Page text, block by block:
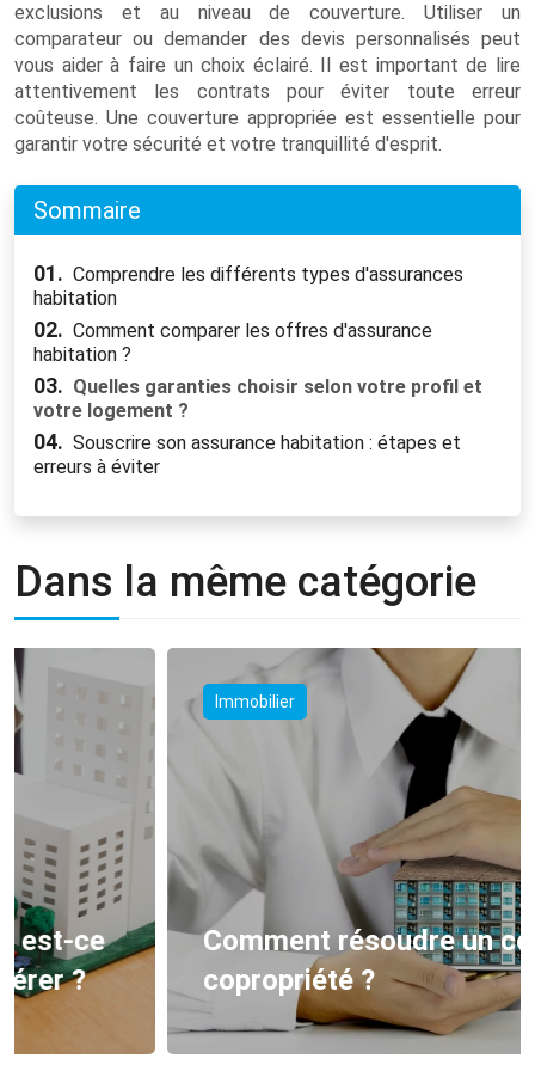
exclusions et au niveau de couverture. Utiliser un
comparateur ou demander des devis personnalisés peut
vous aider à faire un choix éclairé. Il est important de lire
attentivement les contrats pour éviter toute erreur
coûteuse. Une couverture appropriée est essentielle pour
garantir votre sécurité et votre tranquillité d'esprit.
Sommaire
01. Comprendre les différents types d'assurances
habitation
02. Comment comparer les offres d'assurance
habitation ?
03. Quelles garanties choisir selon votre profil et
votre logement ?
04. Souscrire son assurance habitation : étapes et
erreurs à éviter
Dans la même catégorie
Immobilier
Comment résoudre un conflit de
copropriété ?